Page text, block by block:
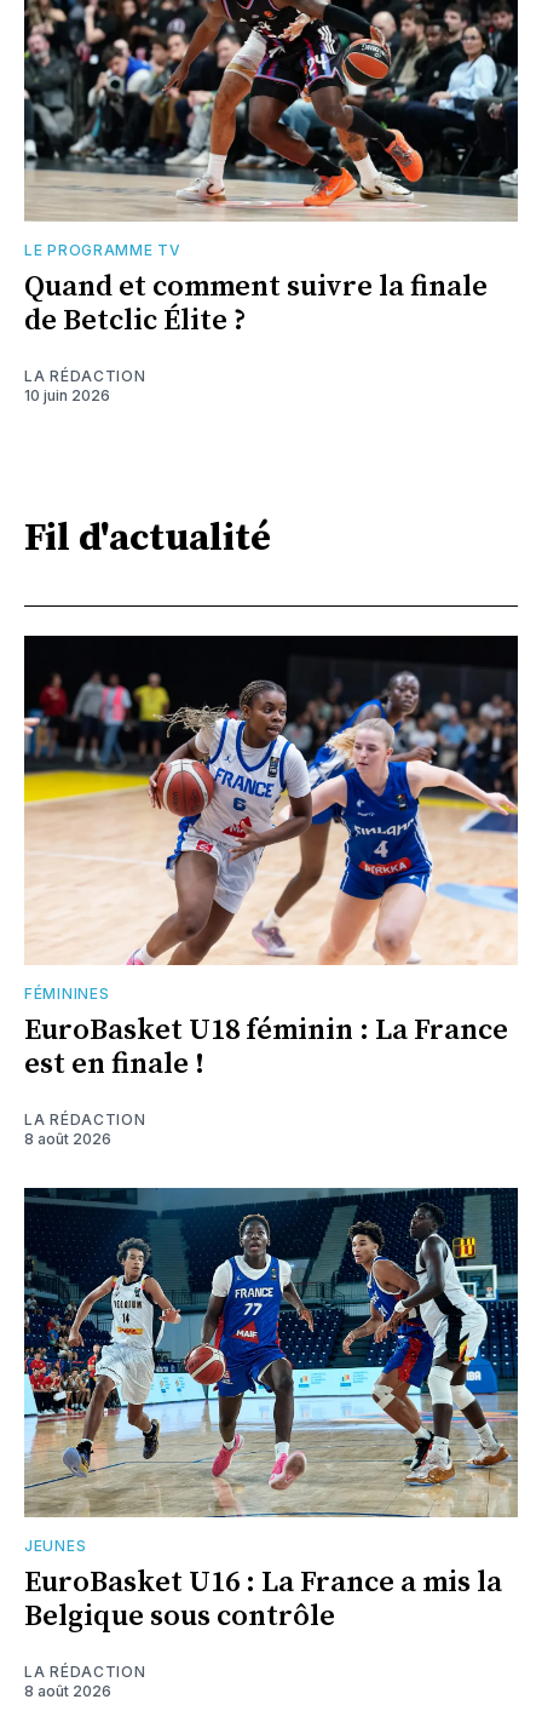
LE PROGRAMME TV
Quand et comment suivre la finale
de Betclic Élite ?
LA RÉDACTION
10 juin 2026
Fil d'actualité
FÉMININES
EuroBasket U18 féminin : La France
est en finale !
LA RÉDACTION
8 août 2026
JEUNES
EuroBasket U16 : La France a mis la
Belgique sous contrôle
LA RÉDACTION
8 août 2026